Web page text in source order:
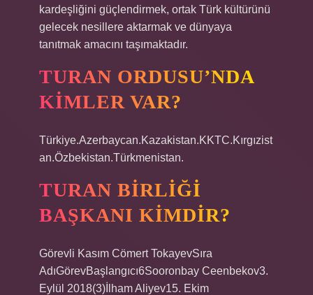
kardeşliğini güçlendirmek, ortak Türk kültürünü
gelecek nesillere aktarmak ve dünyaya
tanıtmak amacını taşımaktadır.
TURAN ORDUSU’NDA
KIMLER VAR?
Türkiye.Azerbaycan.Kazakistan.KKTC.Kırgızist
an.Özbekistan.Türkmenistan.
TURAN BIRLIĞI
BAŞKANI KIMDIR?
Görevli Kasım Cömert TokayevSıra
AdıGörevBaşlangıcı6Sooronbay Ceenbekov3.
Eylül 2018(3)İlham Aliyev15. Ekim